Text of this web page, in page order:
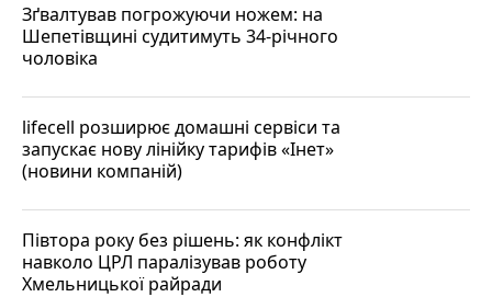
Зґвалтував погрожуючи ножем: на
Шепетівщині судитимуть 34-річного
чоловіка
lifecell розширює домашні сервіси та
запускає нову лінійку тарифів «Інет»
(новини компаній)
Півтора року без рішень: як конфлікт
навколо ЦРЛ паралізував роботу
Хмельницької райради